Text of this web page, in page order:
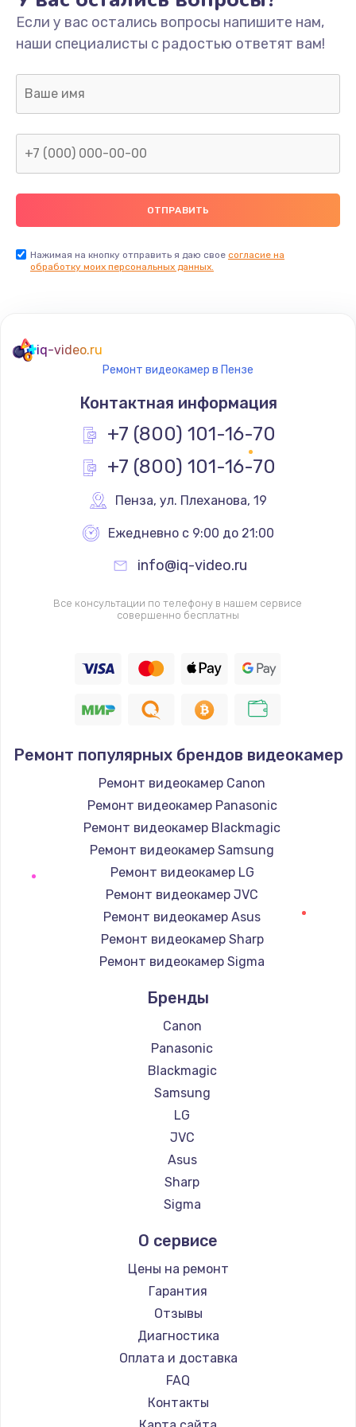
Если у вас остались вопросы напишите нам,
наши специалисты с радостью ответят вам!
Нажимая на кнопку отправить я даю свое согласие на
обработку моих персональных данных.
iq-video.ru
Ремонт видеокамер в Пензе
Контактная информация
+7 (800) 101-16-70
+7 (800) 101-16-70
Пенза, ул. Плеханова, 19
Ежедневно с 9:00 до 21:00
info@iq-video.ru
Все консультации по телефону в нашем сервисе
совершенно бесплатны
Ремонт популярных брендов видеокамер
Ремонт видеокамер Canon
Ремонт видеокамер Panasonic
Ремонт видеокамер Blackmagic
Ремонт видеокамер Samsung
Ремонт видеокамер LG
Ремонт видеокамер JVC
Ремонт видеокамер Asus
Ремонт видеокамер Sharp
Ремонт видеокамер Sigma
Бренды
Canon
Panasonic
Blackmagic
Samsung
LG
JVC
Asus
Sharp
Sigma
О сервисе
Цены на ремонт
Гарантия
Отзывы
Диагностика
Оплата и доставка
FAQ
Контакты